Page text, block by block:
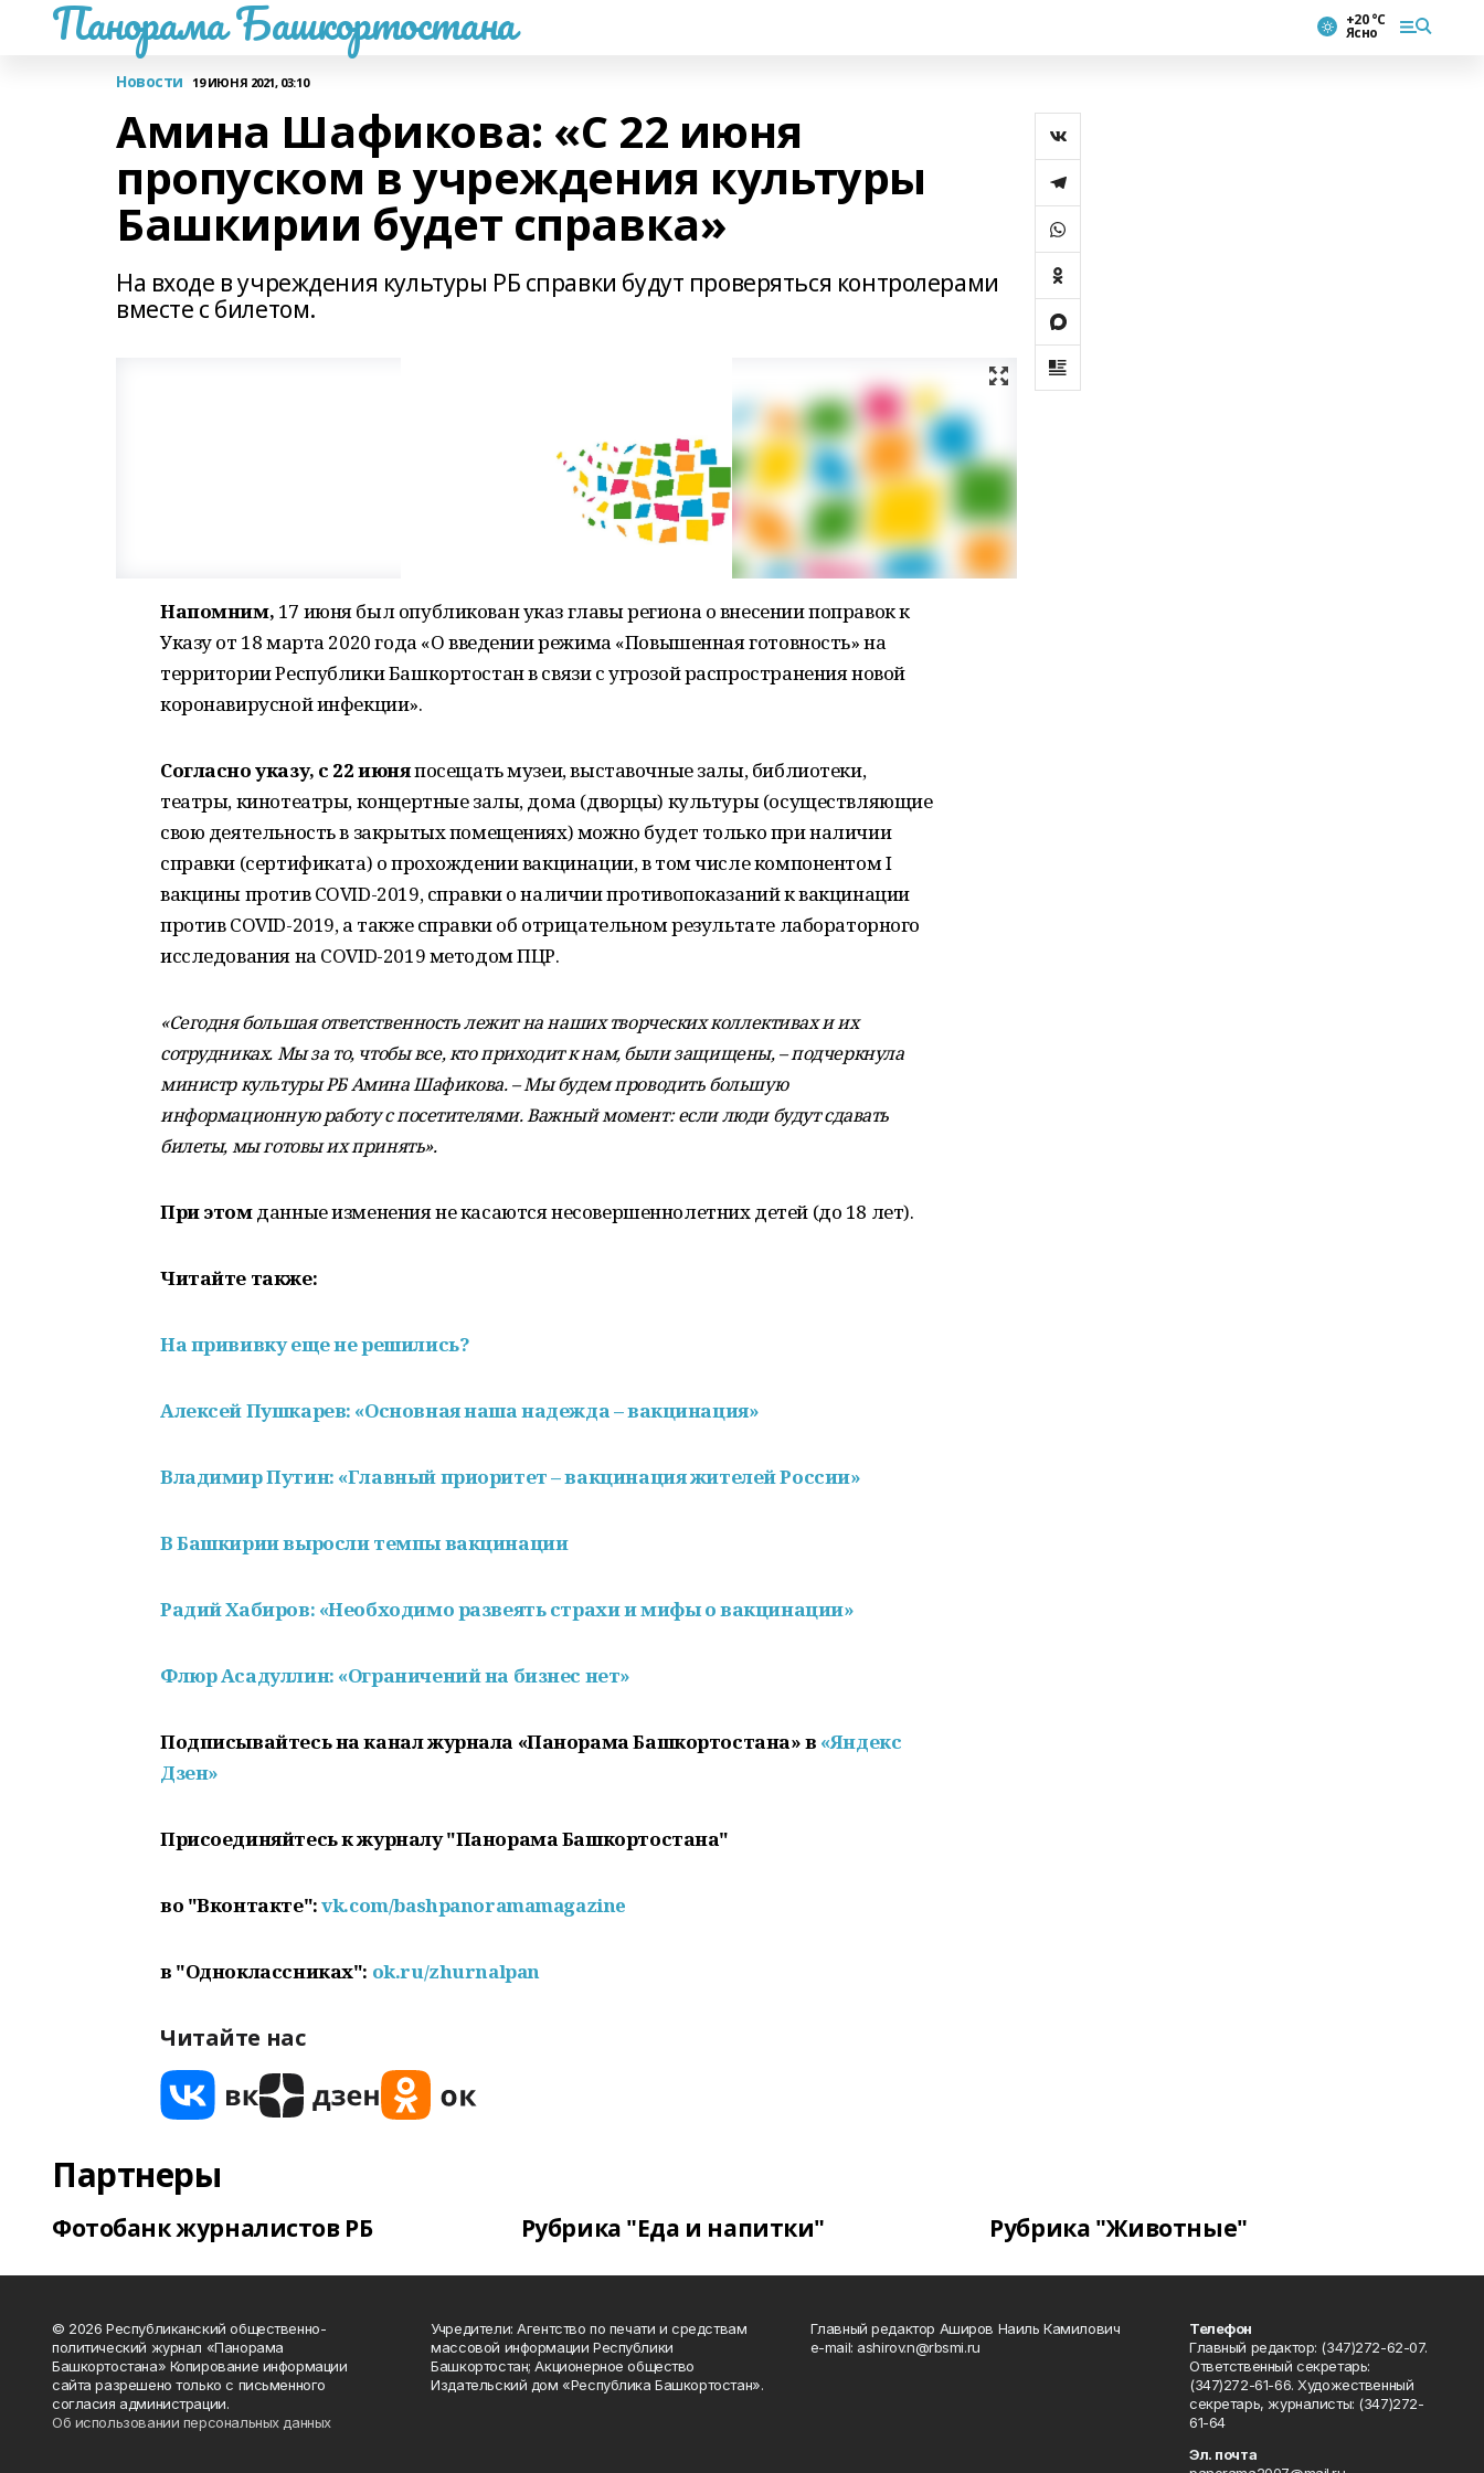
Панорама Башкортостана +20 °С
Ясно
Новости 19 ИЮНЯ 2021, 03:10
Амина Шафикова: «С 22 июня
пропуском в учреждения культуры
Башкирии будет справка»
На входе в учреждения культуры РБ справки будут проверяться контролерами
вместе с билетом.
Напомним, 17 июня был опубликован указ главы региона о внесении поправок к
Указу от 18 марта 2020 года «О введении режима «Повышенная готовность» на
территории Республики Башкортостан в связи с угрозой распространения новой
коронавирусной инфекции».
Согласно указу, с 22 июняпосещать музеи, выставочные залы, библиотеки,
театры, кинотеатры, концертные залы, дома (дворцы) культуры (осуществляющие
свою деятельность в закрытых помещениях) можно будет только при наличии
справки (сертификата) о прохождении вакцинации, в том числе компонентом I
вакцины против COVID-2019, справки о наличии противопоказаний к вакцинации
против COVID-2019, а также справки об отрицательном результате лабораторного
исследования на COVID-2019 методом ПЦР.
«Сегодня большая ответственность лежит на наших творческих коллективах и их
сотрудниках. Мы за то, чтобы все, кто приходит к нам, были защищены, – подчеркнула
министр культуры РБ Амина Шафикова. – Мы будем проводить большую
информационную работу с посетителями. Важный момент: если люди будут сдавать
билеты, мы готовы их принять».
При этомданные изменения не касаются несовершеннолетних детей (до 18 лет).
Читайте также:
На прививку еще не решились?
Алексей Пушкарев: «Основная наша надежда – вакцинация»
Владимир Путин: «Главный приоритет – вакцинация жителей России»
В Башкирии выросли темпы вакцинации
Радий Хабиров: «Необходимо развеять страхи и мифы о вакцинации»
Флюр Асадуллин: «Ограничений на бизнес нет»
Подписывайтесь на канал журнала «Панорама Башкортостана» в «Яндекс
Дзен»
Присоединяйтесь к журналу "Панорама Башкортостана"
во "Вконтакте":vk.com/bashpanoramamagazine
в "Одноклассниках": ok.ru/zhurnalpan
Читайте нас
Партнеры
Фотобанк журналистов РБ Рубрика "Еда и напитки" Рубрика "Животные"
© 2026 Республиканский общественно-
политический журнал «Панорама
Башкортостана» Копирование информации
сайта разрешено только с письменного
согласия администрации.
Об использовании персональных данных
Учредители: Агентство по печати и средствам
массовой информации Республики
Башкортостан; Акционерное общество
Издательский дом «Республика Башкортостан».
Главный редактор Аширов Наиль Камилович
e-mail: ashirov.n@rbsmi.ru
Телефон
Главный редактор: (347)272-62-07.
Ответственный секретарь:
(347)272-61-66. Художественный
секретарь, журналисты: (347)272-
61-64
Эл. почта